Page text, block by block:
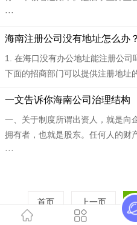
···
​​海南注册公司没有地址怎么办？
1. 在海口没有办公地址能注册公
下面的招商部门可以提供注册地址
​​一文告诉你海南公司治理结构
一、关于制度所谓出资人，就是向
拥有者，也就是股东。任何人的财
···
首页 上一页 1